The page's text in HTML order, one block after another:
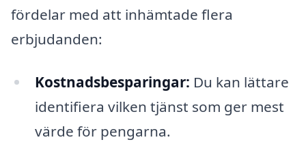
fördelar med att inhämtade flera
erbjudanden:
Kostnadsbesparingar: Du kan lättare
identifiera vilken tjänst som ger mest
värde för pengarna.